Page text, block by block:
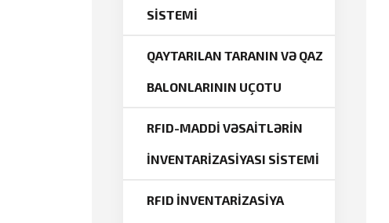
SİSTEMİ
QAYTARILAN TARANIN VƏ QAZ
BALONLARININ UÇOTU
RFID-MADDİ VƏSAİTLƏRİN
İNVENTARİZASİYASI SİSTEMİ
RFID İNVENTARİZASİYA